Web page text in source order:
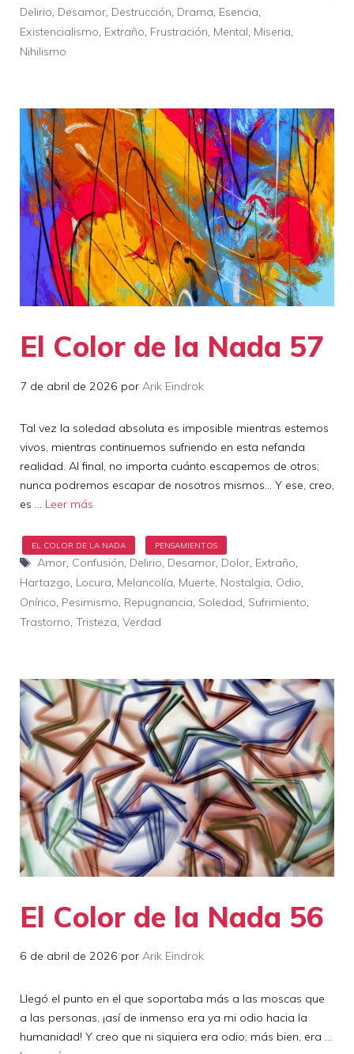
Delirio, Desamor, Destrucción, Drama, Esencia,
Existencialismo, Extraño, Frustración, Mental, Miseria,
Nihilismo
El Color de la Nada 57
7 de abril de 2026 por Arik Eindrok
Tal vez la soledad absoluta es imposible mientras estemos
vivos, mientras continuemos sufriendo en esta nefanda
realidad. Al final, no importa cuánto escapemos de otros;
nunca podremos escapar de nosotros mismos… Y ese, creo,
es … Leer más
Etiquetas
Amor, Confusión Delirio Desamor, Dolor, Extraño
Hartazgo Locura Melancolía Muerte Nostalgia Odio
Onírico Pesimismo Repugnancia Soledad Sufrimiento
Trastorno Tristeza Verdad
El Color de la Nada 56
6 de abril de 2026 por Arik Eindrok
Llegó el punto en el que soportaba más a las moscas que
a las personas, ¡así de inmenso era ya mi odio hacia la
humanidad! Y creo que ni siquiera era odio; más bien, era …